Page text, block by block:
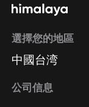
選擇您的地區
中國台湾
公司信息